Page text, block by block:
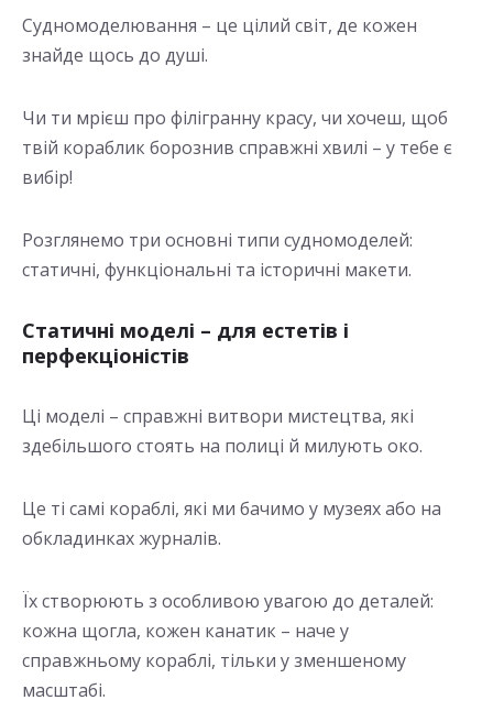
Судномоделювання – це цілий світ, де кожен
знайде щось до душі.
Чи ти мрієш про філігранну красу, чи хочеш, щоб
твій кораблик борознив справжні хвилі – у тебе є
вибір!
Розглянемо три основні типи судномоделей:
статичні, функціональні та історичні макети.
Статичні моделі – для естетів і
перфекціоністів
Ці моделі – справжні витвори мистецтва, які
здебільшого стоять на полиці й милують око.
Це ті самі кораблі, які ми бачимо у музеях або на
обкладинках журналів.
Їх створюють з особливою увагою до деталей:
кожна щогла, кожен канатик – наче у
справжньому кораблі, тільки у зменшеному
масштабі.